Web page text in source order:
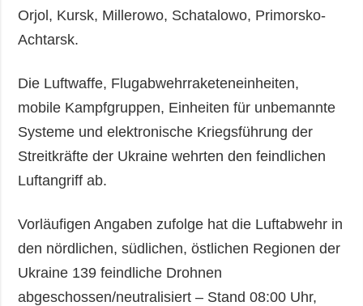
Orjol, Kursk, Millerowo, Schatalowo, Primorsko-
Achtarsk.
Die Luftwaffe, Flugabwehrraketeneinheiten,
mobile Kampfgruppen, Einheiten für unbemannte
Systeme und elektronische Kriegsführung der
Streitkräfte der Ukraine wehrten den feindlichen
Luftangriff ab.
Vorläufigen Angaben zufolge hat die Luftabwehr in
den nördlichen, südlichen, östlichen Regionen der
Ukraine 139 feindliche Drohnen
abgeschossen/neutralisiert – Stand 08:00 Uhr,